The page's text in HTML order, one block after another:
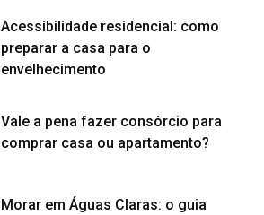
Acessibilidade residencial: como
preparar a casa para o
envelhecimento
Vale a pena fazer consórcio para
comprar casa ou apartamento?
Morar em Águas Claras: o guia